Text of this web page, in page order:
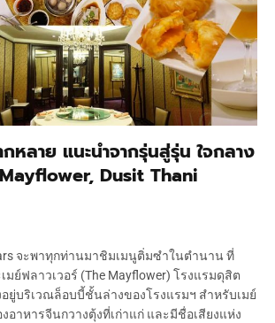
หลาย แนะนำจากรุ่นสู่รุ่น ใจกลาง
Dusit Thani
จะพาทุกท่านมาชิมเมนูติ่มซำในตำนาน ที่
มย์ฟลาวเวอร์ (The Mayflower) โรงแรมดุสิต
อยู่บริเวณล็อบบี้ชั้นล่างของโรงแรมฯ สำหรับเมย์
อาหารจีนกวางตุ้งที่เก่าแก่ และมีชื่อเสียงแห่ง